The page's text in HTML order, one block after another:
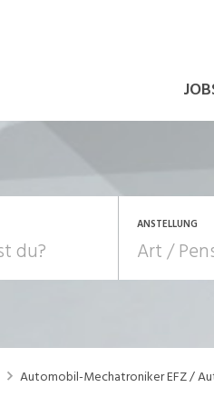
ANSTELLUNG
Temporär (befristet)
Consulting, Human Resources
Automobil-Mechatroniker EFZ /